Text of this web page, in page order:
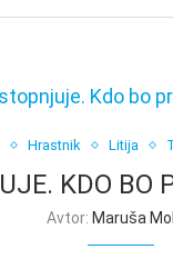
Hrastnik Litija
KDO BO
Avtor: Maruša